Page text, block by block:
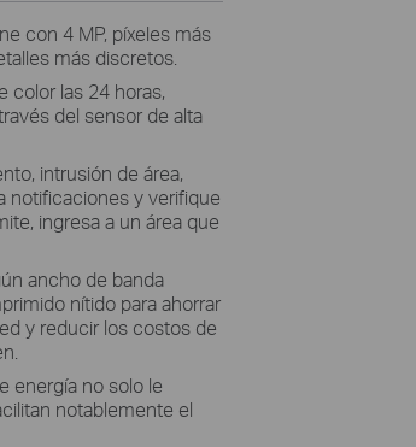
con 4 MP, píxeles más
más discretos.
color las 24 horas,
del sensor de alta
intrusión de área,
notificaciones y verifique
ingresa a un área que
ancho de banda
nítido para ahorrar
y reducir los costos de
energía no solo le
notablemente el